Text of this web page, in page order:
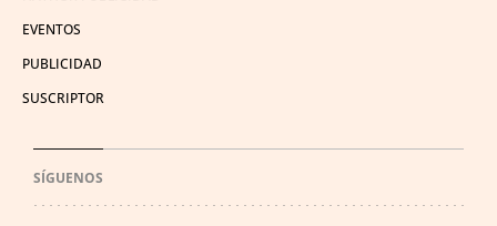
EVENTOS
PUBLICIDAD
SUSCRIPTOR
SÍGUENOS